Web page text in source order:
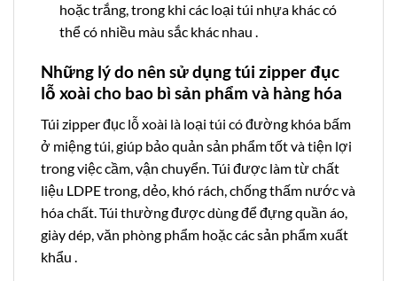
hoặc trắng, trong khi các loại túi nhựa khác có
thể có nhiều màu sắc khác nhau .
Những lý do nên sử dụng túi zipper đục
lỗ xoài cho bao bì sản phẩm và hàng hóa
Túi zipper đục lỗ xoài là loại túi có đường khóa bấm
ở miệng túi, giúp bảo quản sản phẩm tốt và tiện lợi
trong việc cầm, vận chuyển. Túi được làm từ chất
liệu LDPE trong, dẻo, khó rách, chống thấm nước và
hóa chất. Túi thường được dùng để đựng quần áo,
giày dép, văn phòng phẩm hoặc các sản phẩm xuất
khẩu .